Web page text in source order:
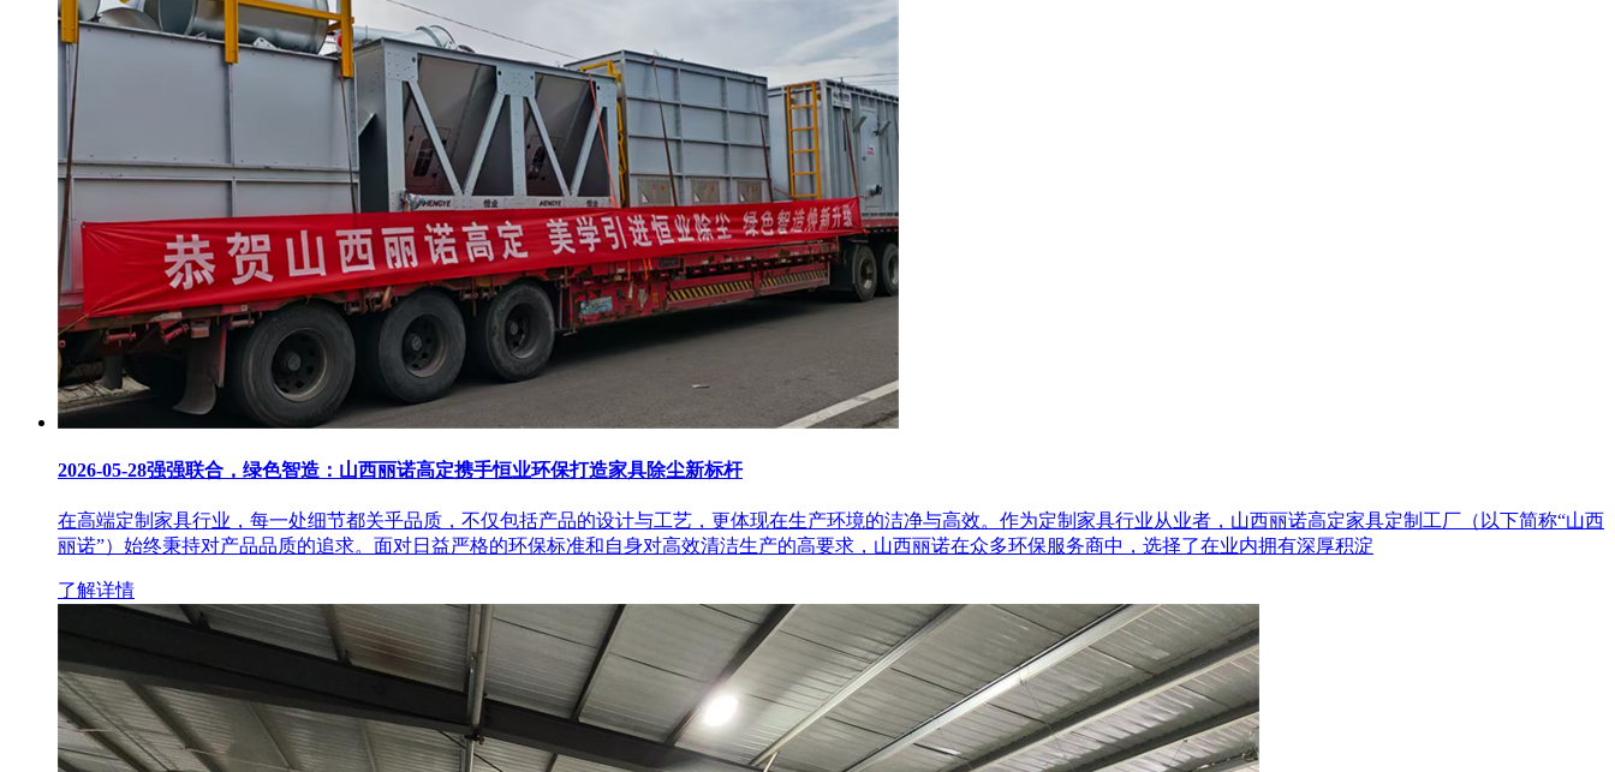
2026-05-28强强联合，绿色智造：山西丽诺高定携手恒业环保打造家具除尘新标杆
在高端定制家具行业，每一处细节都关乎品质，不仅包括产品的设计与工艺，更体现在生产环境的洁净与高效。作为定制家具行业从业者，山西丽诺高定家具定制工厂（以下简称“山西
丽诺”）始终秉持对产品品质的追求。面对日益严格的环保标准和自身对高效清洁生产的高要求，山西丽诺在众多环保服务商中，选择了在业内拥有深厚积淀
了解详情